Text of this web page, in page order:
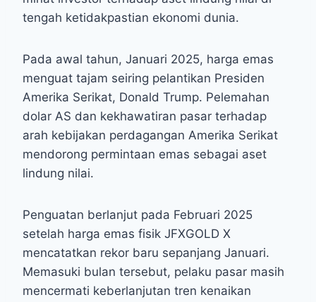
tengah ketidakpastian ekonomi dunia.
Pada awal tahun, Januari 2025, harga emas
menguat tajam seiring pelantikan Presiden
Amerika Serikat, Donald Trump. Pelemahan
dolar AS dan kekhawatiran pasar terhadap
arah kebijakan perdagangan Amerika Serikat
mendorong permintaan emas sebagai aset
lindung nilai.
Penguatan berlanjut pada Februari 2025
setelah harga emas fisik JFXGOLD X
mencatatkan rekor baru sepanjang Januari.
Memasuki bulan tersebut, pelaku pasar masih
mencermati keberlanjutan tren kenaikan